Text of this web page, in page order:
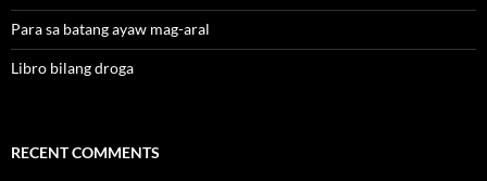
Para sa batang ayaw mag-aral
Libro bilang droga
RECENT COMMENTS